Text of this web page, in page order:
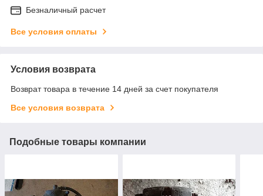
Безналичный расчет
Все условия оплаты
Условия возврата
Возврат товара в течение 14 дней за счет покупателя
Все условия возврата
Подобные товары компании